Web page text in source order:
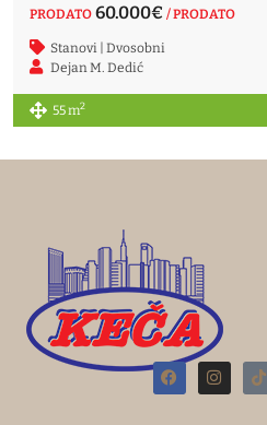
PRODATO 60.000€ / PRODATO
Stanovi | Dvosobni
Dejan M. Dedić
55 m2